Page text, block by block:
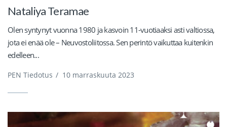
Nataliya Teramae
Olen syntynyt vuonna 1980 ja kasvoin 11-vuotiaaksi asti valtiossa,
jota ei enää ole – Neuvostoliitossa. Sen perintö vaikuttaa kuitenkin
edelleen...
PEN Tiedotus / 10 marraskuuta 2023